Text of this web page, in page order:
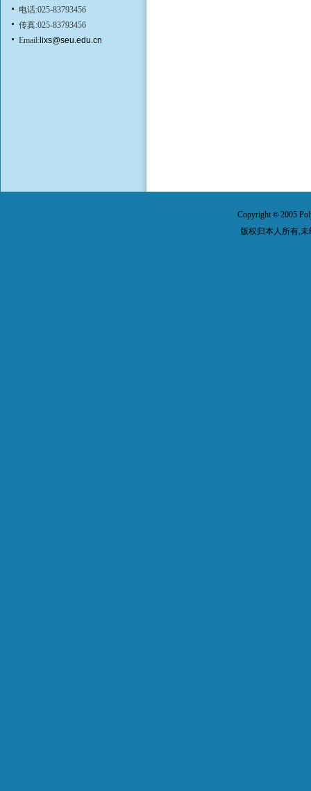
电话:025-83793456
传真:025-83793456
Email:lixs@seu.edu.cn
Copyright© 2005
版权归本人所有,